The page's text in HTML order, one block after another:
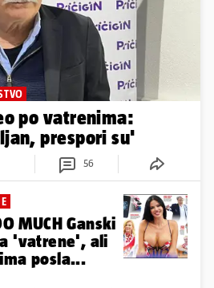
po vatrenima:
prespori su'
56
MUCH Ganski
'vatrene', ali
posla...